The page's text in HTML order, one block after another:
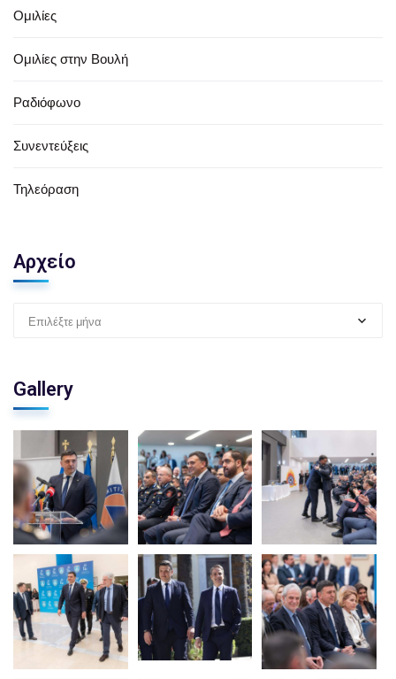
Ομιλίες
Ομιλίες στην Βουλή
Ραδιόφωνο
Συνεντεύξεις
Τηλεόραση
Αρχείο
Επιλέξτε μήνα
Gallery